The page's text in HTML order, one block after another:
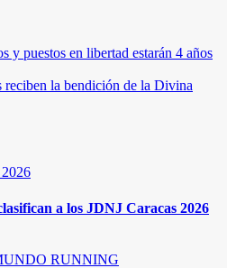
y puestos en libertad estarán 4 años
reciben la bendición de la Divina
a los JDNJ Caracas 2026
RUNNING